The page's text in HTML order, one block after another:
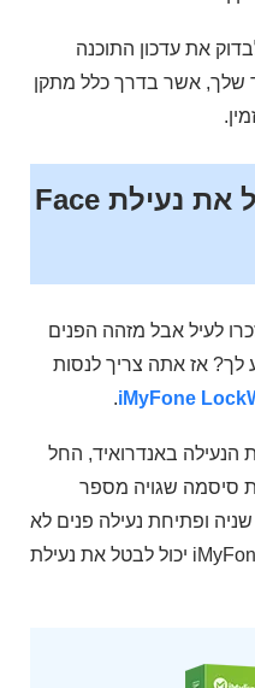
את עדכון התוכנה
שלך, אשר בדרך כלל מתקן
חלק 2. כיצד לבטל את נעילת Face
לעיל אבל מזהה הפנים
לך? אז אתה צריך לנסות
iMyFone
.
הנעילה באנדרואיד, החל
סיסמה שגויה מספר
ופתיחת נעילה פנים לא
עובדת, iMyFone LockWiper (Android) יכול לבטל את נעילת